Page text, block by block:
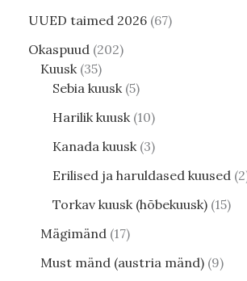
UUED taimed 2026 67
Okaspuud 202
Kuusk 35
Sebia kuusk 5
Harilik kuusk 10
Kanada kuusk 3
Erilised ja haruldased kuused 2
Torkav kuusk (hõbekuusk) 15
Mägimänd 17
Must mänd (austria mänd) 9